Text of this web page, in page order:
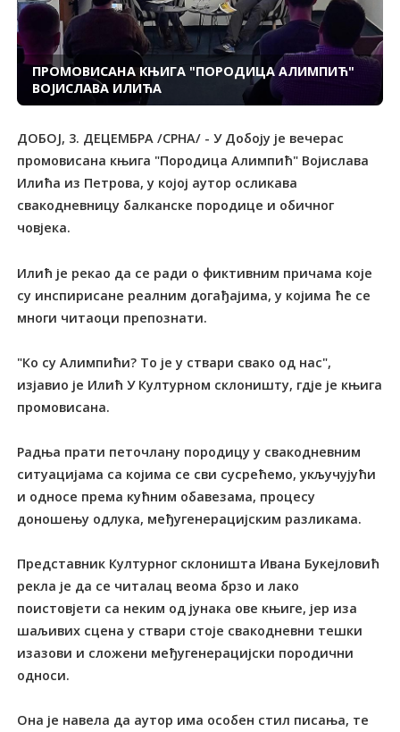
ПРОМОВИСАНА КЊИГА "ПОРОДИЦА АЛИМПИЋ"
ВОЈИСЛАВА ИЛИЋА
ДОБОЈ, 3. ДЕЦЕМБРА /СРНА/ - У Добоју је вечерас
промовисана књига "Породица Алимпић" Војислава
Илића из Петрова, у којој аутор осликава
свакодневницу балканске породице и обичног
човјека.
Илић је рекао да се ради о фиктивним причама које
су инспирисане реалним догађајима, у којима ће се
многи читаоци препознати.
"Ко су Алимпићи? То је у ствари свако од нас",
изјавио је Илић У Културном склоништу, гдје је књига
промовисана.
Радња прати петочлану породицу у свакодневним
ситуацијама са којима се сви сусрећемо, укључујући
и односе према кућним обавезама, процесу
доношењу одлука, међугенерацијским разликама.
Представник Културног склоништа Ивана Букејловић
рекла је да се читалац веома брзо и лако
поистовјети са неким од јунака ове књиге, јер иза
шаљивих сцена у ствари стоје свакодневни тешки
изазови и сложени међугенерацијски породични
односи.
Она је навела да аутор има особен стил писања, те